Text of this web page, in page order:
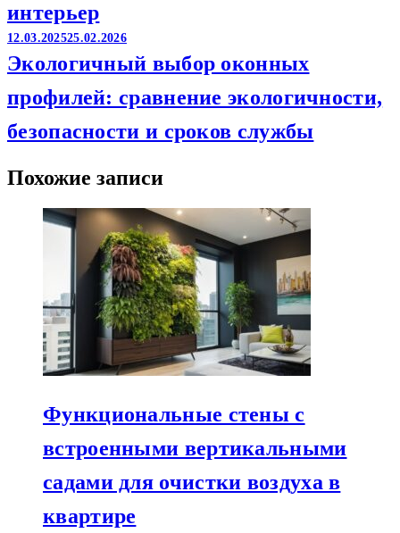
интерьер
12.03.202525.02.2026
Экологичный выбор оконных
профилей: сравнение экологичности,
безопасности и сроков службы
Похожие записи
Функциональные стены с
встроенными вертикальными
садами для очистки воздуха в
квартире